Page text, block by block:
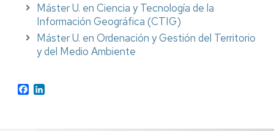
Máster U. en Ciencia y Tecnología de la
Información Geográfica (CTIG)
Máster U. en Ordenación y Gestión del Territorio
y del Medio Ambiente
Facebook